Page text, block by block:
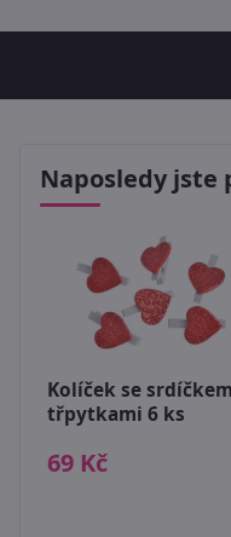
Naposledy jste
Kolíček se
třpytkami 6 ks
69 Kč